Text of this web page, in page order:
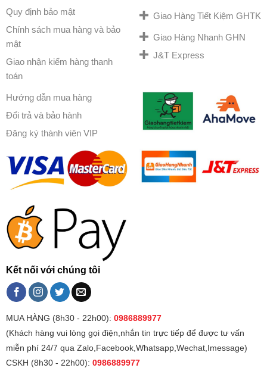
Quy định bảo mật
Chính sách mua hàng và bảo
mật
Giao nhận kiểm hàng thanh
toán
Hướng dẫn mua hàng
Đổi trả và bảo hành
Đăng ký thành viên VIP
Giao Hàng Tiết Kiệm GHTK
Giao Hàng Nhanh GHN
J&T Express
Kết nối với chúng tôi
MUA HÀNG (8h30 - 22h00): 0986889977
(Khách hàng vui lòng gọi điện,nhắn tin trực tiếp để được tư vấn
miễn phí 24/7 qua Zalo,Facebook,Whatsapp,Wechat,Imessage)
CSKH (8h30 - 22h00): 0986889977